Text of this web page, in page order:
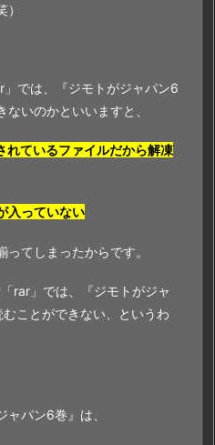
では、『ジモトがジャパン6
いのかといいますと、
れているファイルだから解凍
入っていない
てしまったからです。
rar」では、『ジモトがジャ
ことができない、というわ
ャパン6巻』は、